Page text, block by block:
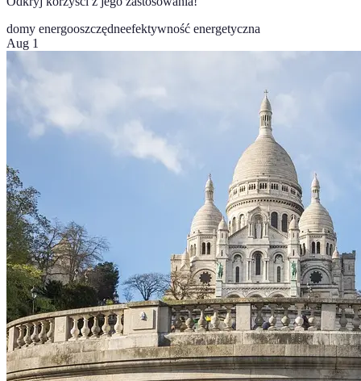
domy energooszczędneefektywność energetyczna
Aug 1